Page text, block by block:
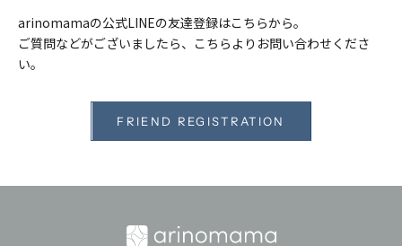
arinomamaの公式LINEの友達登録はこちらから。
ご質問などがございましたら、こちらよりお問い合わせくださ
い。
FRIEND REGISTRATION